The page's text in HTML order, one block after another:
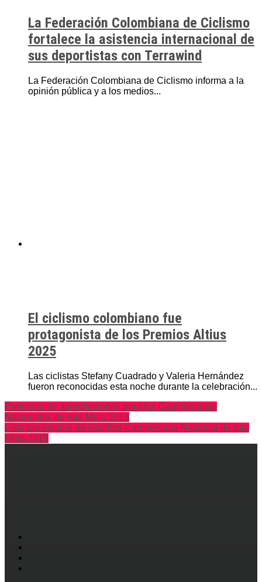
La Federación Colombiana de Ciclismo
fortalece la asistencia internacional de
sus deportistas con Terrawind
La Federación Colombiana de Ciclismo informa a la
opinión pública y a los medios...
El ciclismo colombiano fue
protagonista de los Premios Altius
2025
Las ciclistas Stefany Cuadrado y Valeria Hernández
fueron reconocidas esta noche durante la celebración...
Protocolo de acreditaciones para los Campeonatos
Nacionales de ruta Meta 2019
Lista provisional de inscritos Campeonato Nacional de ruta
Meta 2019